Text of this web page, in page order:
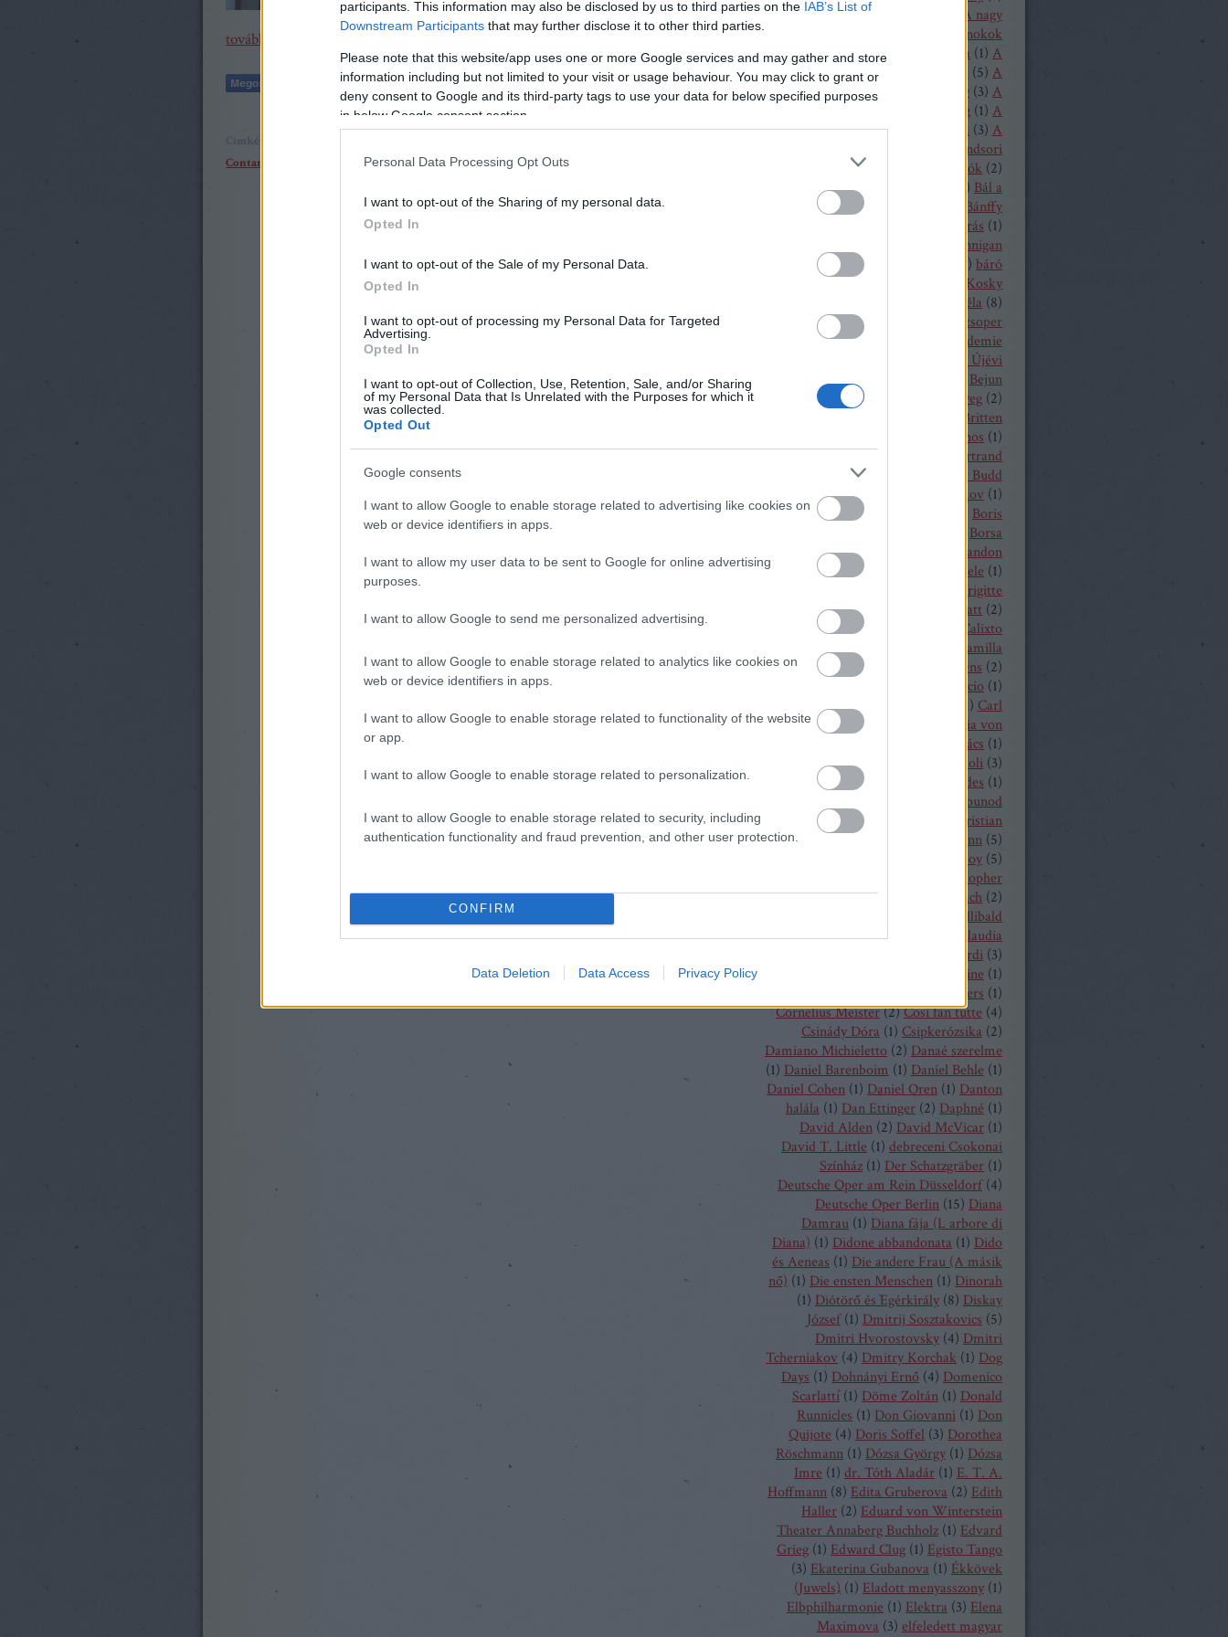
participants. This information may also be disclosed by us to third parties on the IAB’s List of
Downstream Participants that may further disclose it to other third parties.
Please note that this website/app uses one or more Google services and may gather and store
information including but not limited to your visit or usage behaviour. You may click to grant or
deny consent to Google and its third-party tags to use your data for below specified purposes
in below Google consent section.
Personal Data Processing Opt Outs
I want to opt-out of the Sharing of my personal data.
Opted In
I want to opt-out of the Sale of my Personal Data.
Opted In
I want to opt-out of processing my Personal Data for Targeted
Advertising.
Opted In
I want to opt-out of Collection, Use, Retention, Sale, and/or Sharing
of my Personal Data that Is Unrelated with the Purposes for which it
was collected.
Opted Out
Google consents
I want to allow Google to enable storage related to advertising like cookies on
web or device identifiers in apps.
I want to allow my user data to be sent to Google for online advertising
purposes.
I want to allow Google to send me personalized advertising.
I want to allow Google to enable storage related to analytics like cookies on
web or device identifiers in apps.
I want to allow Google to enable storage related to functionality of the website
or app.
I want to allow Google to enable storage related to personalization.
I want to allow Google to enable storage related to security, including
authentication functionality and fraud prevention, and other user protection.
CONFIRM
Data Deletion Data Access Privacy Policy
tovább »
Tetszik 0
Contantinescu
Roberto Aronica
A láng (1) A loudoni ördögök
A nagy
A nürnbergi mesterdalnokok
(2) A Nyugat lánya A próféta (1) A
puritánok (1) (5) A
rózsalovag (1)A sevillai borbély (3) A
A távoli hang (1) A
trubadúr(2)A varázsfuvola (3) A
A windsori
A zsidónő Bajazzók (2)
Balassa Sándor
) Bál a
Savoyban
Bánffy Katalin
Bánffy
Bánó András (1)
Barbara Hannigan
1 báró Orczy Bódog ) báró
Barrie Kosky
Bartók Béla (8)
Bartók Péter
(2
Bayerische Staatsoper
19)Bayerische Theaterakademie
Bécsi Újévi
Koncert(1)Bedrich Smetana
Bejun
Mehta
Békés András bélyeg (2)
Benjamin Britten
Berkes János (1)
Bertrand
beszámoló
Billy Budd
Birgit Nilsson Bogdan Volkov (1)
Bohémélet
( Borisz Godunov
Boris
Borsa
Miklós(1)
Brandon
Jovanovich
3) Bregenzer Festspiele (1)
Brigitte
Fassbaender
Brindley Sherratt (2)
Bubik Árpád
1)
Calixto
Cameron Shahbazi
Camilla
Nylund
) Camille Saint-Saëns (2)
Capriccio (1)
Cardillac(1 1) Carl
Heinrich Graun
Carl Maria von
Cár és ács (1)
Casa Verdi(3) Cecilia Bartoli (3)
Celeng Mária
Chabert ezredes (1)
Charles Gounod
Chrisopher Maltman
Christian
Christian Thielemann (5)
Christof Loy (5)
Christopher
Ventris(2)Christoph Eschenbach (2)
Christoph Willibald
Gluck(3)Claude Debussy
Claudia
Claudio Monteverdi (3)
Clémentine Margaine (1)
Corinne Winters (1)
Cornelius Meister(2)Cosi fan tutte (4)
Csinády Dóra (1) Csipkerózsika (2)
Damiano Michieletto (2) Danaé szerelme
(1) Daniel Barenboim (1) Daniel Behle (1)
Daniel Cohen (1) Daniel Oren (1) Danton
halála (1) Dan Ettinger (2) Daphné (1)
David Alden (2) David McVicar (1)
David T. Little (1) debreceni Csokonai
Színház (1) Der Schatzgräber (1)
Deutsche Oper am Rein Düsseldorf (4)
Deutsche Oper Berlin (15) Diana
Damrau (1) Diana fája (L arbore di
Diana) (1) Didone abbandonata (1) Dido
és Aeneas (1) Die andere Frau (A másik
nő) (1) Die ensten Menschen (1) Dinorah
(1) Diótörő és Egérkirály (8) Diskay
József (1) Dmitrij Sosztakovics (5)
Dmitri Hvorostovsky (4) Dmitri
Tcherniakov (4) Dmitry Korchak (1) Dog
Days (1) Dohnányi Ernő (4) Domenico
Scarlatti (1) Döme Zoltán (1) Donald
Runnicles (1) Don Giovanni (1) Don
Quijote (4) Doris Soffel (3) Dorothea
Röschmann (1) Dózsa György (1) Dózsa
Imre (1) dr. Tóth Aladár (1) E. T. A.
Hoffmann (8) Edita Gruberova (2) Edith
Haller (2) Eduard von Winterstein
Theater Annaberg Buchholz (1) Edvard
Grieg (1) Edward Clug (1) Egisto Tango
(3) Ekaterina Gubanova (1) Ékkövek
(Juwels) (1) Eladott menyasszony (1)
Elbphilharmonie (1) Elektra (3) Elena
Maximova (3) elfeledett magyar